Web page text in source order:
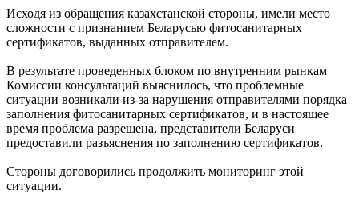
Исходя из обращения казахстанской стороны, имели место
сложности с признанием Беларусью фитосанитарных
сертификатов, выданных отправителем.
В результате проведенных блоком по внутренним рынкам
Комиссии консультаций выяснилось, что проблемные
ситуации возникали из-за нарушения отправителями порядка
заполнения фитосанитарных сертификатов, и в настоящее
время проблема разрешена, представители Беларуси
предоставили разъяснения по заполнению сертификатов.
Стороны договорились продолжить мониторинг этой
ситуации.